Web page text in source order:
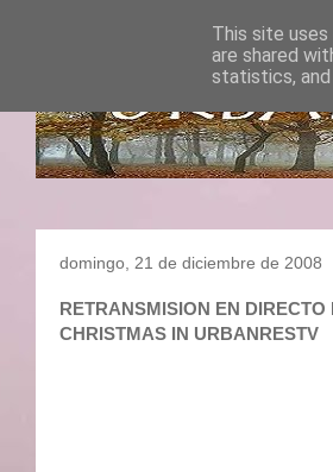
domingo, 21 de diciembre de 2008
RETRANSMISION EN
CHRISTMAS IN URBANRESTV
This site
are shared
statistics,